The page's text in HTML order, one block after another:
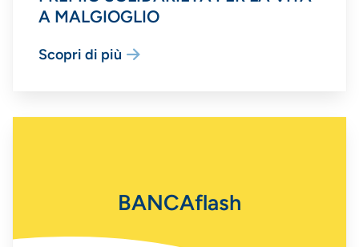
A MALGIOGLIO
Scopri di più
BANCAflash